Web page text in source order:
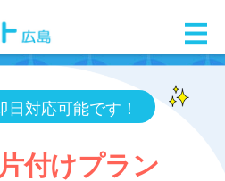
日対応可能です！
付けプラン